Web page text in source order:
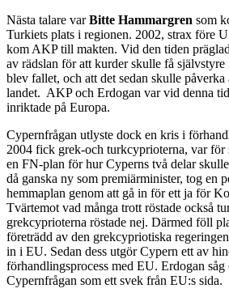
Nästa talare varBitte Hammargren som
Turkiets plats i regionen. 2002, strax före
kom AKP till makten. Vid den tiden
av rädslan för att kurder skulle få
blev fallet, och att det sedan skulle
landet. AKP och Erdogan var vid denna
inriktade på Europa.
Cypernfrågan utlyste dock en kris i
2004 fick grek-och turkcyprioterna, var för
en FN-plan för hur Cyperns två delar
då ganska ny som premiärminister, tog en
hemmaplan genom att gå in för ett ja för
Tvärtemot vad många trott röstade också
grekcyprioterna röstade nej. Därmed föll
företrädd av den grekcypriotiska
in i EU. Sedan dess utgör Cypern ett av
förhandlingsprocess med EU. Erdogan såg
Cypernfrågan som ett svek från EU:s sida.